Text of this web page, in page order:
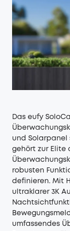
Das eufy
und Solarpanel
gehört zur Elite
robusten
definieren. Mit
ultraklarer 3K
umfassendes